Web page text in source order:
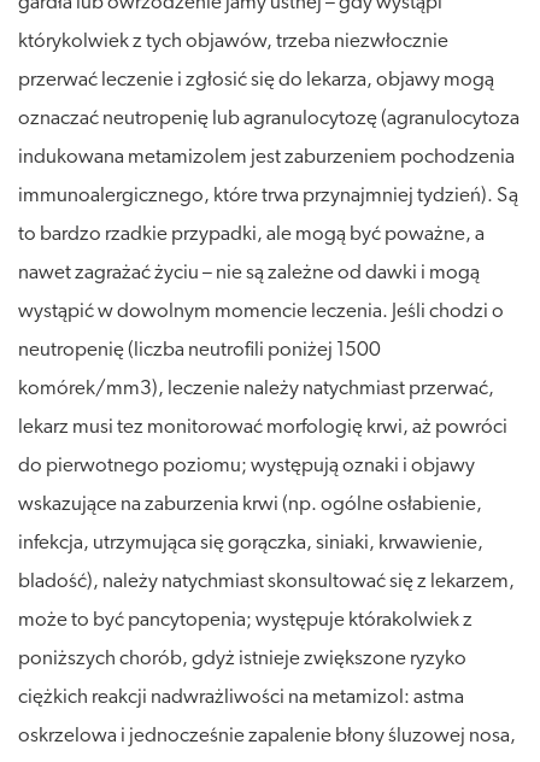
którykolwiek z tych objawów, trzeba niezwłocznie
przerwać leczenie i zgłosić się do lekarza, objawy mogą
oznaczać neutropenię lub agranulocytozę (agranulocytoza
indukowana metamizolem jest zaburzeniem pochodzenia
immunoalergicznego, które trwa przynajmniej tydzień). Są
to bardzo rzadkie przypadki, ale mogą być poważne, a
nawet zagrażać życiu – nie są zależne od dawki i mogą
wystąpić w dowolnym momencie leczenia. Jeśli chodzi o
neutropenię (liczba neutrofili poniżej 1500
komórek/mm3), leczenie należy natychmiast przerwać,
lekarz musi tez monitorować morfologię krwi, aż powróci
do pierwotnego poziomu; występują oznaki i objawy
wskazujące na zaburzenia krwi (np. ogólne osłabienie,
infekcja, utrzymująca się gorączka, siniaki, krwawienie,
bladość), należy natychmiast skonsultować się z lekarzem,
może to być pancytopenia; występuje którakolwiek z
poniższych chorób, gdyż istnieje zwiększone ryzyko
ciężkich reakcji nadwrażliwości na metamizol: astma
oskrzelowa i jednocześnie zapalenie błony śluzowej nosa,